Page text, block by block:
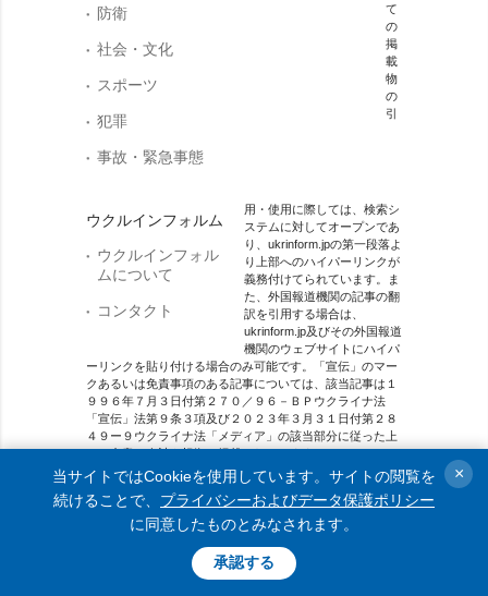
防衛
社会・文化
スポーツ
犯罪
事故・緊急事態
ウクルインフォルム
ウクルインフォル
ムについて
コンタクト
て
の
掲
載
物
の
引
用・使用に際しては、検索シ
ステムに対してオープンであ
り、ukrinform.jpの第一段落よ
り上部へのハイパーリンクが
義務付けてられています。ま
た、外国報道機関の記事の翻
訳を引用する場合は、
ukrinform.jp及びその外国報道
機関のウェブサイトにハイパ
ーリンクを貼り付ける場合のみ可能です。「宣伝」のマー
クあるいは免責事項のある記事については、該当記事は１
９９６年７月３日付第２７０／９６－ＢＰウクライナ法
「宣伝」法第９条３項及び２０２３年３月３１日付第２８
４９ー９ウクライナ法「メディア」の該当部分に従った上
で、合意／会計を根拠に掲載されています。
オンラインメディア主体 メディア識別番号：R40-01421.
© 2015-2026 Ukrinform. All rights reserved.
当サイトではCookieを使用しています。サイトの閲覧を
続けることで、 プライバシーおよびデータ保護ポリシー
に同意したものとみなされます。
承認する
×